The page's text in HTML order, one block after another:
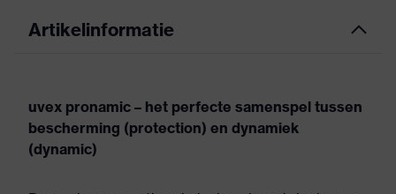
Artikelinformatie
uvex pronamic – het perfecte samenspel tussen
bescherming (protection) en dynamiek
(dynamic)